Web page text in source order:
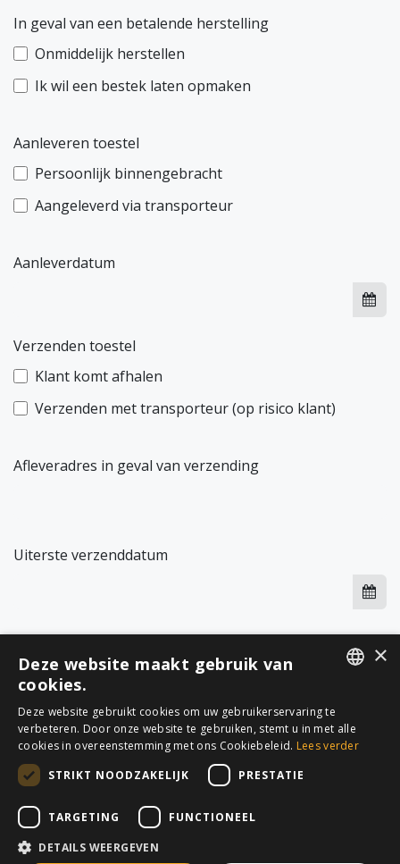
In geval van een betalende herstelling
Onmiddelijk herstellen
Ik wil een bestek laten opmaken
Aanleveren toestel
Persoonlijk binnengebracht
Aangeleverd via transporteur
Aanleverdatum
Verzenden toestel
Klant komt afhalen
Verzenden met transporteur (op risico klant)
Afleveradres in geval van verzending
Uiterste verzenddatum
Indienen
AllTerra Belux, a brand of TerraTech Belux bv
- Gontrode Heirweg 148 B, 9090
MELLE -
info@allterra-belux.com
belux.com(in opbouw)
+32 (0)9 430 25 30 (algemeen) - +32 (0)9 430 25 31
FRENCH
×
Deze website maakt gebruik van
cookies.
Deze website gebruikt cookies om uw gebruikerservaring te
verbeteren. Door onze website te gebruiken, stemt u in met alle
cookies in overeenstemming met ons Cookiebeleid. Lees verder
STRIKT NOODZAKELIJK
PRESTATIE
TARGETING FUNCTIONEEL
DETAILS WEERGEVEN